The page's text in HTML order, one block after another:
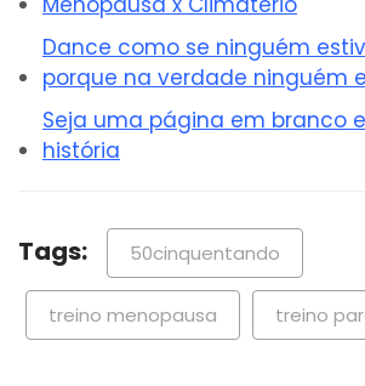
Dance como se ninguém
porque na verdade ninguém
Seja uma página em branco
história
Tags: 50cinquentando
treino menopausa treino